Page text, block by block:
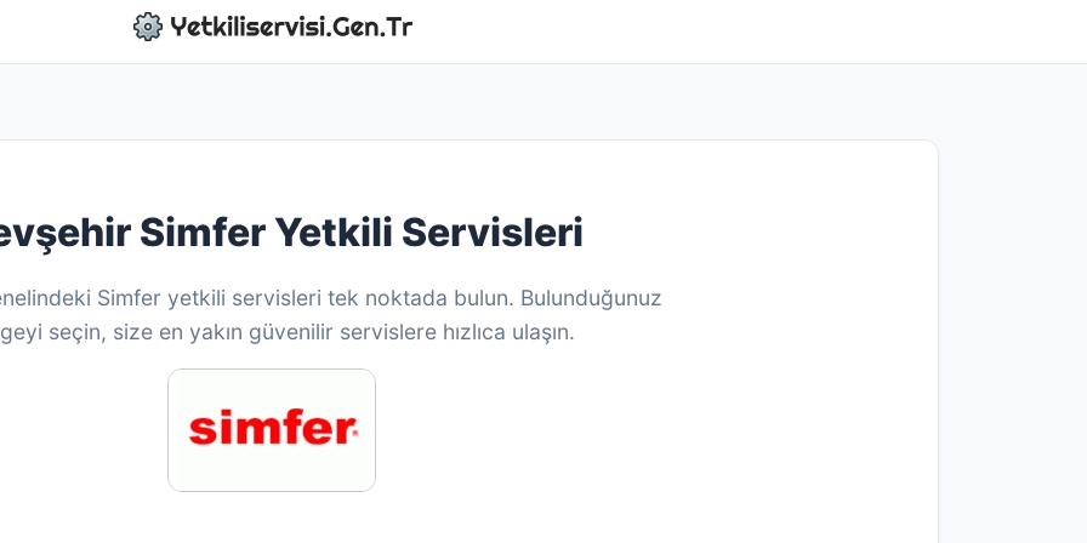
Simfer Yetkili Servisleri
Simfer yetkili servisleri tek noktada bulun. Bulunduğunuz
seçin, size en yakın güvenilir servislere hızlıca ulaşın.